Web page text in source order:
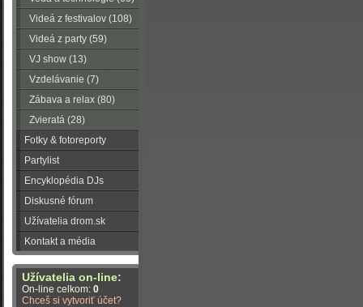
Videá z festivalov (108)
Videá z party (59)
VJ show (13)
Vzdelávanie (7)
Zábava a relax (80)
Zvieratá (28)
Fotky & fotoreporty
Partylist
Encyklopédia DJs
Diskusné fórum
Užívatelia drom.sk
Kontakt a média
Užívatelia on-line:
On-line celkom: 0
Chceš si vytvoriť účet?